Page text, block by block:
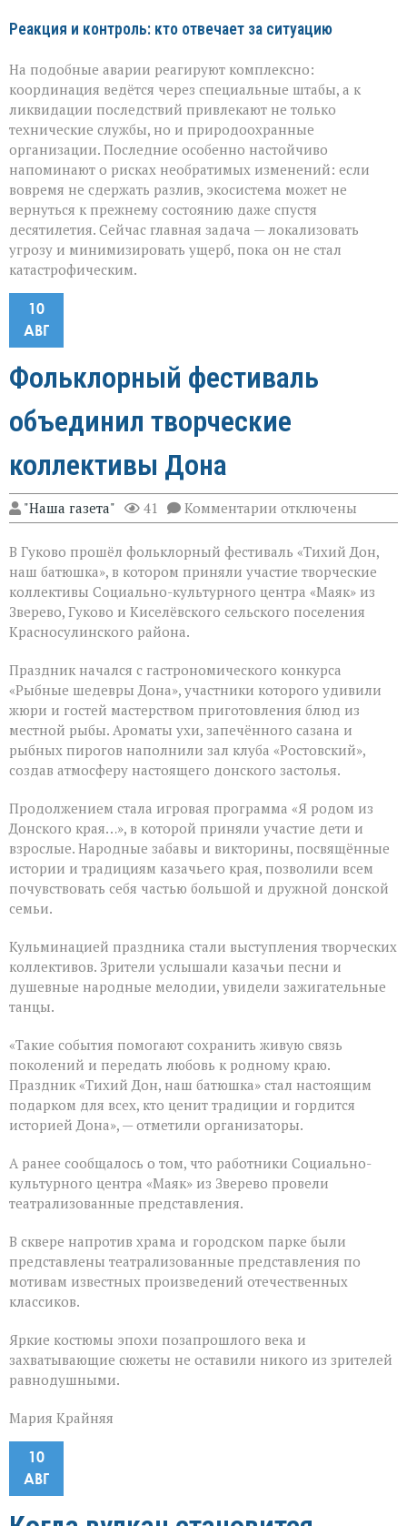
Реакция и контроль: кто отвечает за ситуацию
На подобные аварии реагируют комплексно:
координация ведётся через специальные штабы, а к
ликвидации последствий привлекают не только
технические службы, но и природоохранные
организации. Последние особенно настойчиво
напоминают о рисках необратимых изменений: если
вовремя не сдержать разлив, экосистема может не
вернуться к прежнему состоянию даже спустя
десятилетия. Сейчас главная задача — локализовать
угрозу и минимизировать ущерб, пока он не стал
катастрофическим.
10
АВГ
Фольклорный фестиваль
объединил творческие
коллективы Дона
"Наша газета" 41 Комментарии к
записи
фестиваль
объединил
творческие
коллективы
Дона
отключены
В Гуково прошёл фольклорный фестиваль «Тихий Дон,
наш батюшка», в котором приняли участие творческие
коллективы Социально-культурного центра «Маяк» из
Зверево, Гуково и Киселёвского сельского поселения
Красносулинского района.
Праздник начался с гастрономического конкурса
«Рыбные шедевры Дона», участники которого удивили
жюри и гостей мастерством приготовления блюд из
местной рыбы. Ароматы ухи, запечённого сазана и
рыбных пирогов наполнили зал клуба «Ростовский»,
создав атмосферу настоящего донского застолья.
Продолжением стала игровая программа «Я родом из
Донского края…», в которой приняли участие дети и
взрослые. Народные забавы и викторины, посвящённые
истории и традициям казачьего края, позволили всем
почувствовать себя частью большой и дружной донской
семьи.
Кульминацией праздника стали выступления творческих
коллективов. Зрители услышали казачьи песни и
душевные народные мелодии, увидели зажигательные
танцы.
«Такие события помогают сохранить живую связь
поколений и передать любовь к родному краю.
Праздник «Тихий Дон, наш батюшка» стал настоящим
подарком для всех, кто ценит традиции и гордится
историей Дона», — отметили организаторы.
А ранее сообщалось о том, что работники Социально-
культурного центра «Маяк» из Зверево провели
театрализованные представления.
В сквере напротив храма и городском парке были
представлены театрализованные представления по
мотивам известных произведений отечественных
классиков.
Яркие костюмы эпохи позапрошлого века и
захватывающие сюжеты не оставили никого из зрителей
равнодушными.
Мария Крайняя
10
АВГ